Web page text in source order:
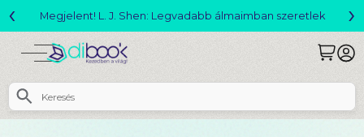
Megjelent! L. J. Shen: Legvadabb álmaimban szeretlek
‹ ›